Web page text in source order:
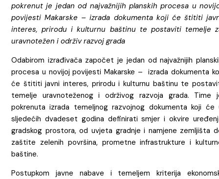
pokrenut je jedan od najvažnijih planskih procesa u
povijesti Makarske – izrada dokumenta koji će štititi
interes, prirodu i kulturnu baštinu te postaviti temelje
uravnotežen i održiv razvoj grada
Odabirom izrađivača započet je jedan od najvažnijih
procesa u novijoj povijesti Makarske – izrada dokumenta
će štititi javni interes, prirodu i kulturnu baštinu te
temelje uravnoteženog i održivog razvoja grada. Time
pokrenuta izrada temeljnog razvojnog dokumenta koji će
sljedećih dvadeset godina definirati smjer i okvire
gradskog prostora, od uvjeta gradnje i namjene zemljišta
zaštite zelenih površina, prometne infrastrukture i
baštine.
Postupkom javne nabave i temeljem kriterija